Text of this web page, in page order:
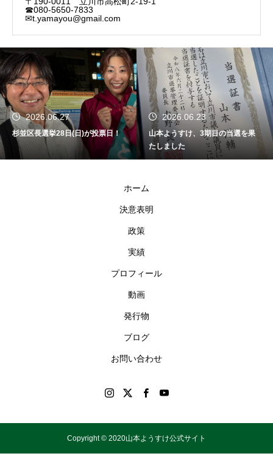
☎080-5650-7833
✉t.yamayou@gmail.com
2026.06.27
杉並区長選挙28日(日)が投票日！
2026.06.23
山本ようすけ、3期目の当選を果
たしました
ホーム
決意表明
政策
実績
プロフィール
動画
発行物
ブログ
お問い合わせ
Copyright © 2020山本ようすけ公式サイト